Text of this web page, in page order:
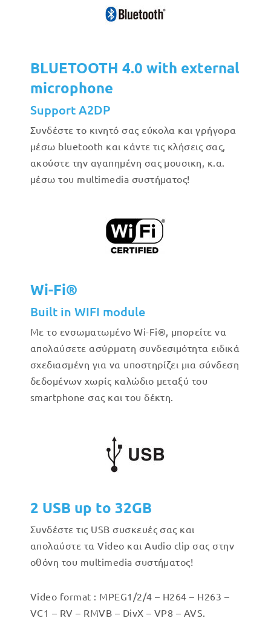
BLUETOOTH 4.0 with external
microphone
Support A2DP
Συνδέστε το κινητό σας εύκολα και γρήγορα
μέσω bluetooth και κάντε τις κλήσεις σας,
ακούστε την αγαπημένη σας μουσικη, κ.α.
μέσω του multimedia συστήματος!
Wi-Fi®
Built in WIFI module
Με το ενσωματωμένο Wi-Fi®, μπορείτε να
απολαύσετε ασύρματη συνδεσιμότητα ειδικά
σχεδιασμένη για να υποστηρίζει μια σύνδεση
δεδομένων χωρίς καλώδιο μεταξύ του
smartphone σας και του δέκτη.
2 USB up to 32GB
Συνδέστε τις USB συσκευές σας και
απολαύστε τα Video και Audio clip σας στην
οθόνη του multimedia συστήματος!
Video format : MPEG1/2/4 – H264 – H263 –
VC1 – RV – RMVB – DivX – VP8 – AVS.